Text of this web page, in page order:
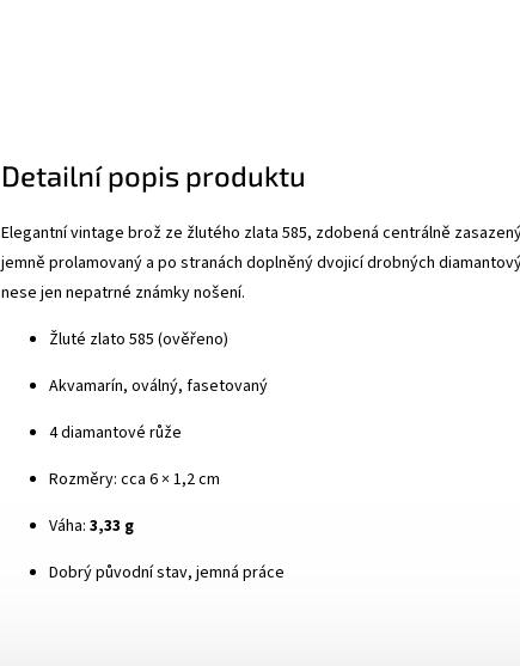
Detailní popis produktu
Elegantní vintage brož ze žlutého zlata 585, zdobená centrálně
jemně prolamovaný a po stranách doplněný dvojicí drobných
nese jen nepatrné známky nošení.
Žluté zlato 585 (ověřeno)
Akvamarín, oválný, fasetovaný
4 diamantové růže
Rozměry: cca 6 × 1,2 cm
Váha: 3,33 g
Dobrý původní stav, jemná práce